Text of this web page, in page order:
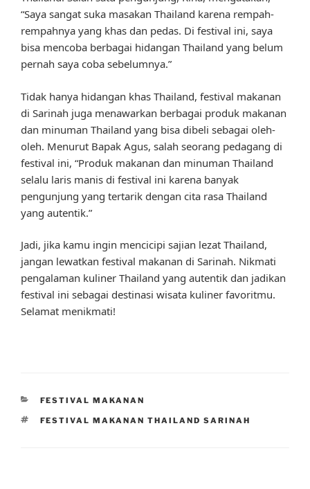
“Saya sangat suka masakan Thailand karena rempah-
rempahnya yang khas dan pedas. Di festival ini, saya
bisa mencoba berbagai hidangan Thailand yang belum
pernah saya coba sebelumnya.”
Tidak hanya hidangan khas Thailand, festival makanan
di Sarinah juga menawarkan berbagai produk makanan
dan minuman Thailand yang bisa dibeli sebagai oleh-
oleh. Menurut Bapak Agus, salah seorang pedagang di
festival ini, “Produk makanan dan minuman Thailand
selalu laris manis di festival ini karena banyak
pengunjung yang tertarik dengan cita rasa Thailand
yang autentik.”
Jadi, jika kamu ingin mencicipi sajian lezat Thailand,
jangan lewatkan festival makanan di Sarinah. Nikmati
pengalaman kuliner Thailand yang autentik dan jadikan
festival ini sebagai destinasi wisata kuliner favoritmu.
Selamat menikmati!
CATEGORIES
FESTIVAL MAKANAN
TAGS
FESTIVAL MAKANAN THAILAND SARINAH